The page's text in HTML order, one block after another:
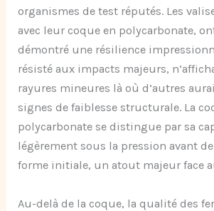
organismes de test réputés. Les
avec leur coque en polycarbonate,
démontré une résilience
résisté aux impacts majeurs,
rayures mineures là où d’autres
signes de faiblesse structurale. La
polycarbonate se distingue par sa
légèrement sous la pression avant
forme initiale, un atout majeur face
Au-delà de la coque, la qualité des